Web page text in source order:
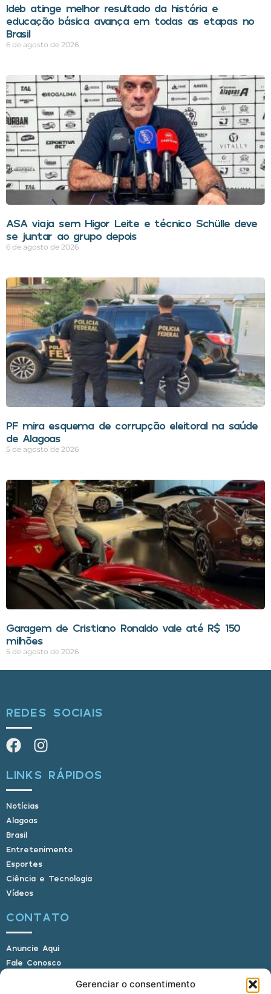
Gerenciar o consentimento
Ideb atinge melhor resultado da história e
educação básica avança em todas as etapas no
Brasil
6 de agosto de 2026
ASA viaja sem Higor Leite e técnico Schülle deve
se juntar ao grupo depois
6 de agosto de 2026
PF mira esquema de corrupção eleitoral na saúde
de Alagoas
5 de agosto de 2026
Garagem de Cristiano Ronaldo vale até R$ 150
milhões
5 de agosto de 2026
REDES SOCIAIS
LINKS RÁPIDOS
Notícias
Alagoas
Brasil
Entretenimento
Esportes
Ciência e Tecnologia
Vídeos
CONTATO
Anuncie Aqui
Fale Conosco